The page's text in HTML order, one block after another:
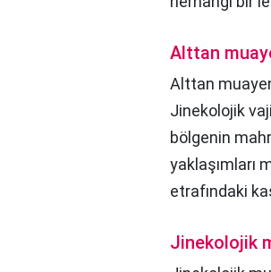
Alttan
Alttan
Jinekolojik
bölgenin
yaklaşımları
etrafındaki
Jinekolojik